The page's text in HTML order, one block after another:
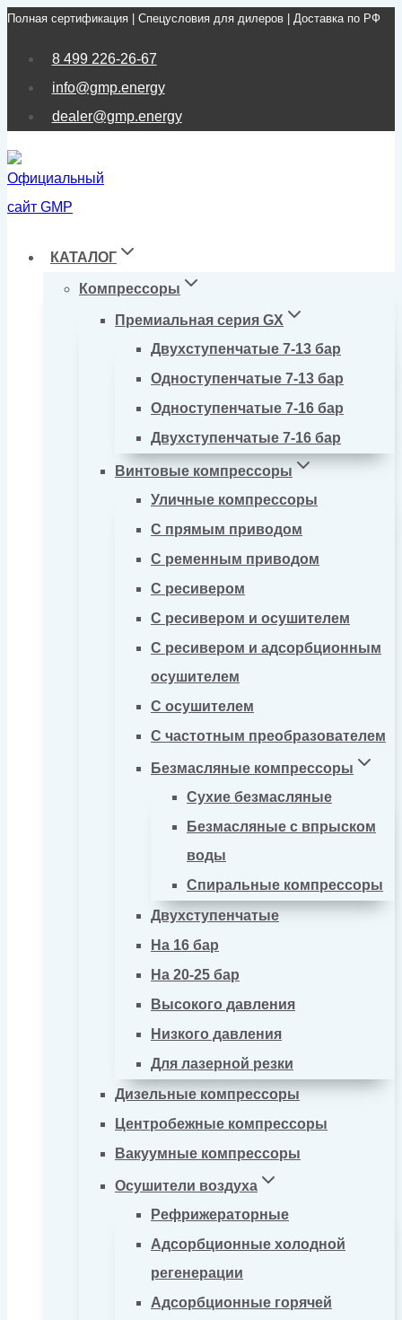
Перейти
Полная сертификация | Спецусловия для дилеров | Доставка по РФ
8 499 226-26-67
info@gmp.energy
dealer@gmp.energy
КАТАЛОГ
Компрессоры
Премиальная серия GX
Двухступенчатые 7-13 бар
Одноступенчатые 7-13 бар
Одноступенчатые 7-16 бар
Двухступенчатые 7-16 бар
Винтовые компрессоры
Уличные компрессоры
С прямым приводом
С ременным приводом
С ресивером
С ресивером и осушителем
С ресивером и адсорбционным
осушителем
С осушителем
С частотным преобразователем
Безмасляные компрессоры
Сухие безмасляные
Безмасляные с впрыском
воды
Спиральные компрессоры
Двухступенчатые
На 16 бар
На 20-25 бар
Высокого давления
Низкого давления
Для лазерной резки
Дизельные компрессоры
Центробежные компрессоры
Вакуумные компрессоры
Осушители воздуха
Рефрижераторные
Адсорбционные холодной
регенерации
Адсорбционные горячей